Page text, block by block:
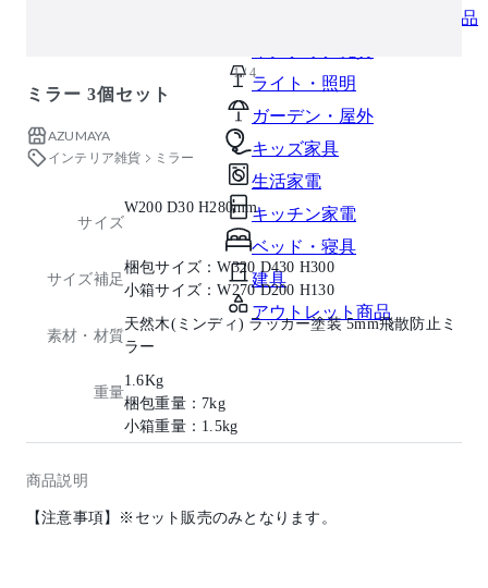
オフィスアクセサリー・備品
ライト・照明
ガーデン・屋外
キッズ家具
生活家電
キッチン家電
ベッド・寝具
建具
アウトレット商品
1 / 4
ミラー 3個セット
AZUMAYA
インテリア雑貨
ミラー
サイズ
W200 D30 H280mm
サイズ補足
梱包サイズ：W320 D430 H300
小箱サイズ：W270 D200 H130
素材・材質
天然木(ミンディ) ラッカー塗装 5mm飛散防止ミ
ラー
重量
1.6Kg
梱包重量：7kg
小箱重量：1.5kg
商品説明
【注意事項】※セット販売のみとなります。